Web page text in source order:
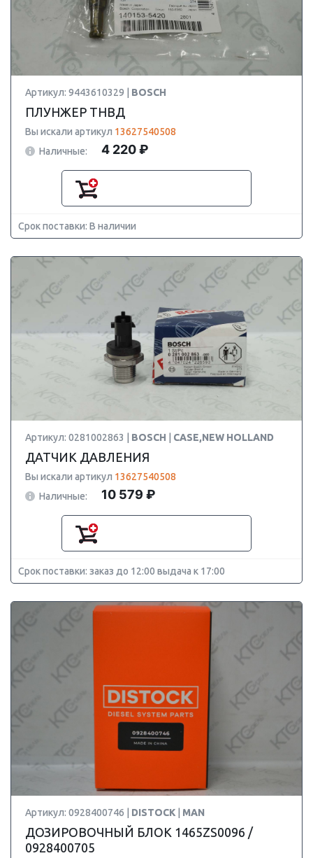
Артикул: 9443610329 | BOSCH
ПЛУНЖЕР ТНВД
Вы искали артикул 13627540508
Наличные:
4 220 ₽
Срок поставки: В наличии
Артикул: 0281002863 | BOSCH CASE,NEW HOLLAND
ДАТЧИК ДАВЛЕНИЯ
Вы искали артикул 13627540508
Наличные:
10 579 ₽
Срок поставки: заказ до 12:00 выдача к 17:00
Артикул: 0928400746 | DISTOCK MAN
ДОЗИРОВОЧНЫЙ БЛОК 1465ZS0096 /
0928400705